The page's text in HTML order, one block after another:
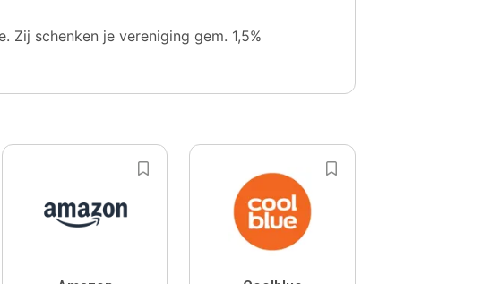
schenken je vereniging gem. 1,5%